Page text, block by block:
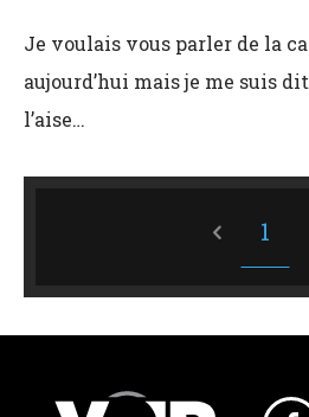
Je voulais vous parler de la
aujourd’hui mais je me suis
l’aise…
1